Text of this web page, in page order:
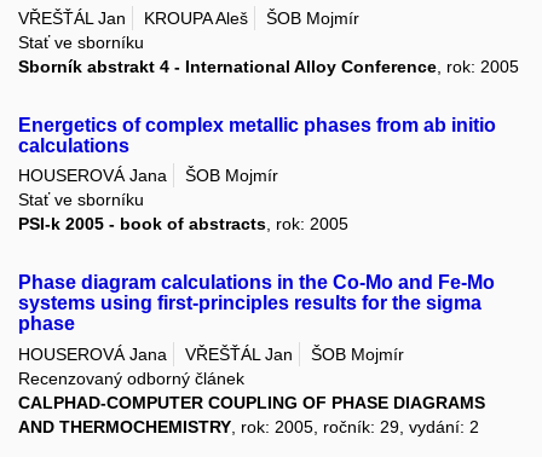
VŘEŠŤÁL Jan KROUPA Aleš
ŠOB Mojmír
Stať ve sborníku
Sborník abstrakt 4 - International Alloy Conference , rok: 2005
Energetics of complex metallic phases from ab initio
calculations
HOUSEROVÁ Jana
ŠOB Mojmír
Stať ve sborníku
PSI-k 2005 - book of abstracts, rok: 2005
Phase diagram calculations in the Co-Mo and Fe-Mo
systems using first-principles results for the sigma
phase
HOUSEROVÁ Jana VŘEŠŤÁL Jan
ŠOB Mojmír
Recenzovaný odborný článek
CALPHAD-COMPUTER COUPLING OF PHASE DIAGRAMS
AND THERMOCHEMISTRY , rok: 2005, ročník: 29, vydání: 2